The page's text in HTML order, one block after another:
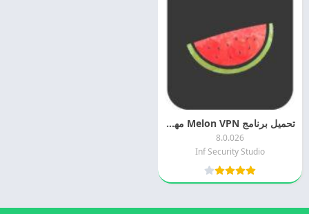
تحميل برنامج Melon VPN مهكر اخر تحديث مجانا
8.0.026
Inf Security Studio